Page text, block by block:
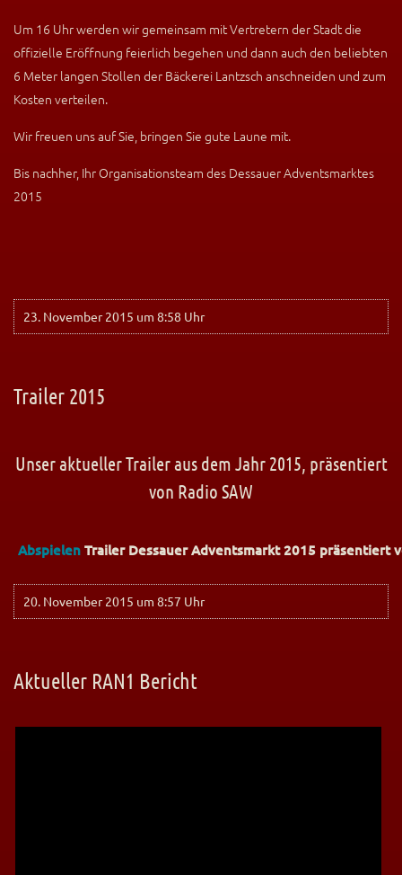
Um 16 Uhr werden wir gemeinsam mit Vertretern der Stadt die
offizielle Eröffnung feierlich begehen und dann auch den beliebten
6 Meter langen Stollen der Bäckerei Lantzsch anschneiden und zum
Kosten verteilen.
Wir freuen uns auf Sie, bringen Sie gute Laune mit.
Bis nachher, Ihr Organisationsteam des Dessauer Adventsmarktes
2015
23. November 2015 um 8:58 Uhr
Trailer 2015
Unser aktueller Trailer aus dem Jahr 2015, präsentiert
von Radio SAW
Abspielen Trailer Dessauer Adventsmarkt 2015 präsentiert
20. November 2015 um 8:57 Uhr
Aktueller RAN1 Bericht